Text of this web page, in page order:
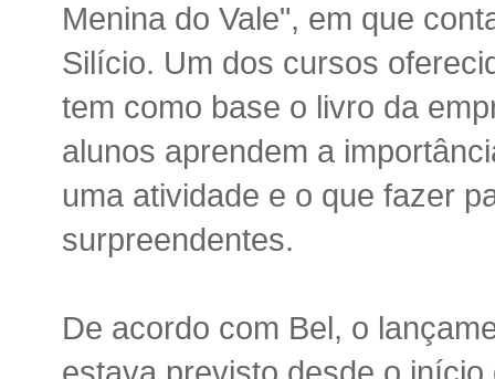
Menina do Vale", em que
Silício. Um dos cursos
tem como base o livro da
alunos aprendem a
uma atividade e o que fazer
surpreendentes.
De acordo com Bel, o